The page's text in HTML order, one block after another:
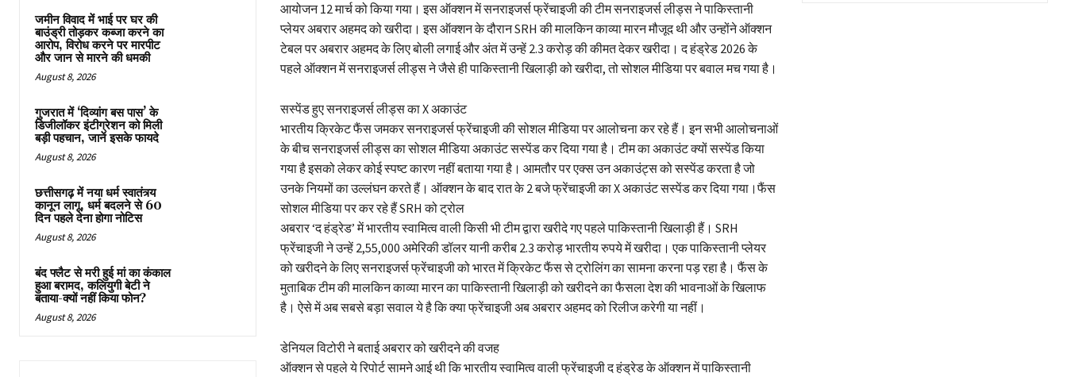
जमीन विवाद में भाई पर घर की
बाउंड्री तोड़कर कब्जा करने का
आरोप, विरोध करने पर मारपीट
और जान से मारने की धमकी
August 8, 2026
गुजरात में ‘दिव्यांग बस पास’ के
डिजीलॉकर इंटीग्रेशन को मिली
बड़ी पहचान, जानें इसके फायदे
August 8, 2026
छत्तीसगढ़ में नया धर्म स्वातंत्र्य
कानून लागू, धर्म बदलने से 60
दिन पहले देना होगा नोटिस
August 8, 2026
बंद फ्लैट से मरी हुई मां का कंकाल
हुआ बरामद, कलियुगी बेटी ने
बताया-क्यों नहीं किया फोन?
August 8, 2026
आयोजन 12 मार्च को किया गया। इस ऑक्शन में सनराइजर्स फ्रेंचाइजी की टीम सनराइजर्स लीड्स ने पाकिस्तानी
प्लेयर अबरार अहमद को खरीदा। इस ऑक्शन के दौरान SRH की मालकिन काव्या मारन मौजूद थी और उन्होंने ऑक्शन
टेबल पर अबरार अहमद के लिए बोली लगाई और अंत में उन्हें 2.3 करोड़ की कीमत देकर खरीदा। द हंड्रेड 2026 के
पहले ऑक्शन में सनराइजर्स लीड्स ने जैसे ही पाकिस्तानी खिलाड़ी को खरीदा, तो सोशल मीडिया पर बवाल मच गया है।
सस्पेंड हुए सनराइजर्स लीड्स का X अकाउंट
भारतीय क्रिकेट फैंस जमकर सनराइजर्स फ्रेंचाइजी की सोशल मीडिया पर आलोचना कर रहे हैं। इन सभी आलोचनाओं
के बीच सनराइजर्स लीड्स का सोशल मीडिया अकाउंट सस्पेंड कर दिया गया है। टीम का अकाउंट क्यों सस्पेंड किया
गया है इसको लेकर कोई स्पष्ट कारण नहीं बताया गया है। आमतौर पर एक्स उन अकाउंट्स को सस्पेंड करता है जो
उनके नियमों का उल्लंघन करते हैं। ऑक्शन के बाद रात के 2 बजे फ्रेंचाइजी का X अकाउंट सस्पेंड कर दिया गया।फैंस
सोशल मीडिया पर कर रहे हैं SRH को ट्रोल
अबरार ‘द हंड्रेड’ में भारतीय स्वामित्व वाली किसी भी टीम द्वारा खरीदे गए पहले पाकिस्तानी खिलाड़ी हैं। SRH
फ्रेंचाइजी ने उन्हें 2,55,000 अमेरिकी डॉलर यानी करीब 2.3 करोड़ भारतीय रुपये में खरीदा। एक पाकिस्तानी प्लेयर
को खरीदने के लिए सनराइजर्स फ्रेंचाइजी को भारत में क्रिकेट फैंस से ट्रोलिंग का सामना करना पड़ रहा है। फैंस के
मुताबिक टीम की मालकिन काव्या मारन का पाकिस्तानी खिलाड़ी को खरीदने का फैसला देश की भावनाओं के खिलाफ
है। ऐसे में अब सबसे बड़ा सवाल ये है कि क्या फ्रेंचाइजी अब अबरार अहमद को रिलीज करेगी या नहीं।
डेनियल विटोरी ने बताई अबरार को खरीदने की वजह
ऑक्शन से पहले ये रिपोर्ट सामने आई थी कि भारतीय स्वामित्व वाली फ्रेंचाइजी द हंड्रेड के ऑक्शन में पाकिस्तानी